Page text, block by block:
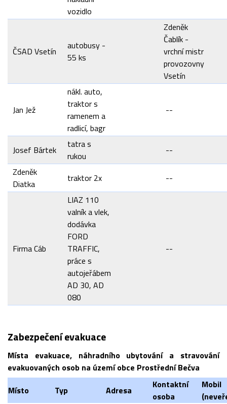
vozidlo
ČSAD Vsetín
autobusy -
55 ks
Zdeněk
Čablík -
vrchní mistr
provozovny
Vsetín
Jan Jež
nákl. auto,
traktor s
ramenem a
radlicí, bagr
--
Josef Bártek
tatra s
rukou
--
Zdeněk
Diatka
traktor 2x --
Firma Cáb
LIAZ 110
valník a vlek,
dodávka
FORD
TRAFFIC,
práce s
autojeřábem
AD 30, AD
080
--
Zabezpečení evakuace
Místa evakuace, náhradního ubytování a stravování
evakuovaných osob na území obce Prostřední Bečva
Místo
Typ Adresa
Kontaktní
osoba
Mobil